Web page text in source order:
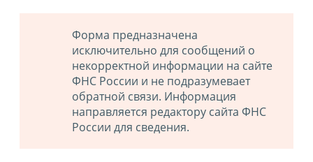
Форма предназначена
исключительно для сообщений о
некорректной информации на сайте
ФНС России и не подразумевает
обратной связи. Информация
направляется редактору сайта ФНС
России для сведения.